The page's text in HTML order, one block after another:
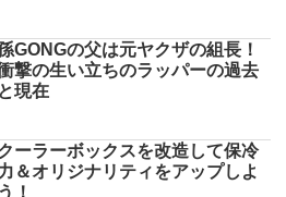
GONGの父は元ヤクザの組長！
撃の生い立ちのラッパーの過去
と現在
ーラーボックスを改造して保冷
＆オリジナリティをアップしよ
う！